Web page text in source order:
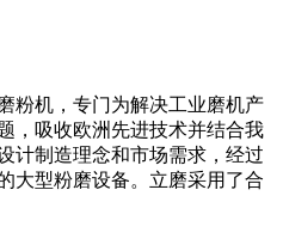
粉机，专门为解决工业磨机产
，吸收欧洲先进技术并结合我
计制造理念和市场需求，经过
大型粉磨设备。立磨采用了合